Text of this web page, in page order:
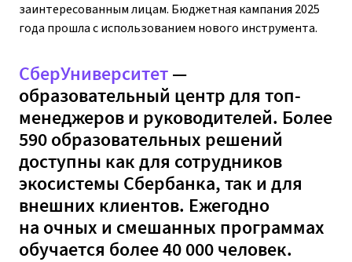
заинтересованным лицам. Бюджетная кампания 2025
года прошла с использованием нового инструмента.
СберУниверситет—
образовательный центр для топ-
менеджеров и руководителей. Более
590 образовательных решений
доступны как для сотрудников
экосистемы Сбербанка, так и для
внешних клиентов. Ежегодно
на очных и смешанных программах
обучается более 40 000 человек.